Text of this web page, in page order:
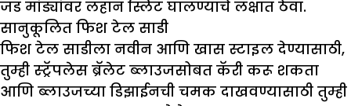
जड मांड्यांवर लहान स्लिट घालण्याचे लक्षात ठेवा.
सानुकूलित फिश टेल साडी
फिश टेल साडीला नवीन आणि खास स्टाइल देण्यासाठी,
तुम्ही स्ट्रॅपलेस ब्रॅलेट ब्लाउजसोबत कॅरी करू शकता
आणि ब्लाउजच्या डिझाईनची चमक दाखवण्यासाठी तुम्ही